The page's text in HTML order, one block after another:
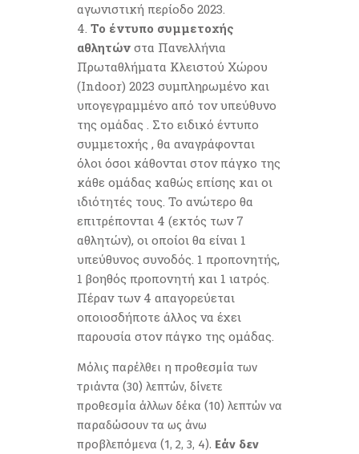
αγωνιστική περίοδο 2023.
Το έντυπο συμμετοχής
αθλητών στα Πανελλήνια
Πρωταθλήματα Κλειστού Χώρου
(Indoor) 2023 συμπληρωμένο και
υπογεγραμμένο από τον υπεύθυνο
της ομάδας . Στο ειδικό έντυπο
συμμετοχής , θα αναγράφονται
όλοι όσοι κάθονται στον πάγκο της
κάθε ομάδας καθώς επίσης και οι
ιδιότητές τους. Το ανώτερο θα
επιτρέπονται 4 (εκτός των 7
αθλητών), οι οποίοι θα είναι 1
υπεύθυνος συνοδός. 1 προπονητής,
1 βοηθός προπονητή και 1 ιατρός.
Πέραν των 4 απαγορεύεται
οποιοσδήποτε άλλος να έχει
παρουσία στον πάγκο της ομάδας.
Μόλις παρέλθει η προθεσμία των
τριάντα (30) λεπτών, δίνετε
προθεσμία άλλων δέκα (10) λεπτών να
παραδώσουν τα ως άνω
προβλεπόμενα (1, 2, 3, 4). Εάν δεν